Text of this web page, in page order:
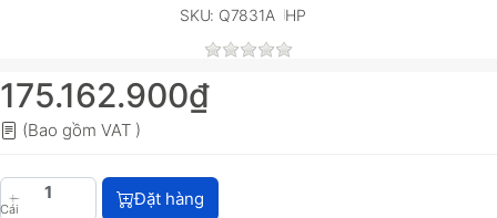
SKU: Q7831A HP
175.162.900₫
(Bao gồm VAT )
Cái
HP LaserJet M5035xs Multifunction Printer
Đặt hàng